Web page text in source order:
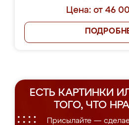
Цена: от 46
ЕСТЬ КАРТИНКИ
ТОГО, ЧТО
Присылайте —